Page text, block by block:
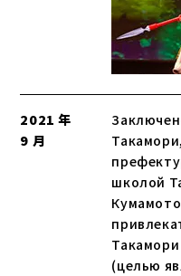
2021 年
9 月
школой
(целью